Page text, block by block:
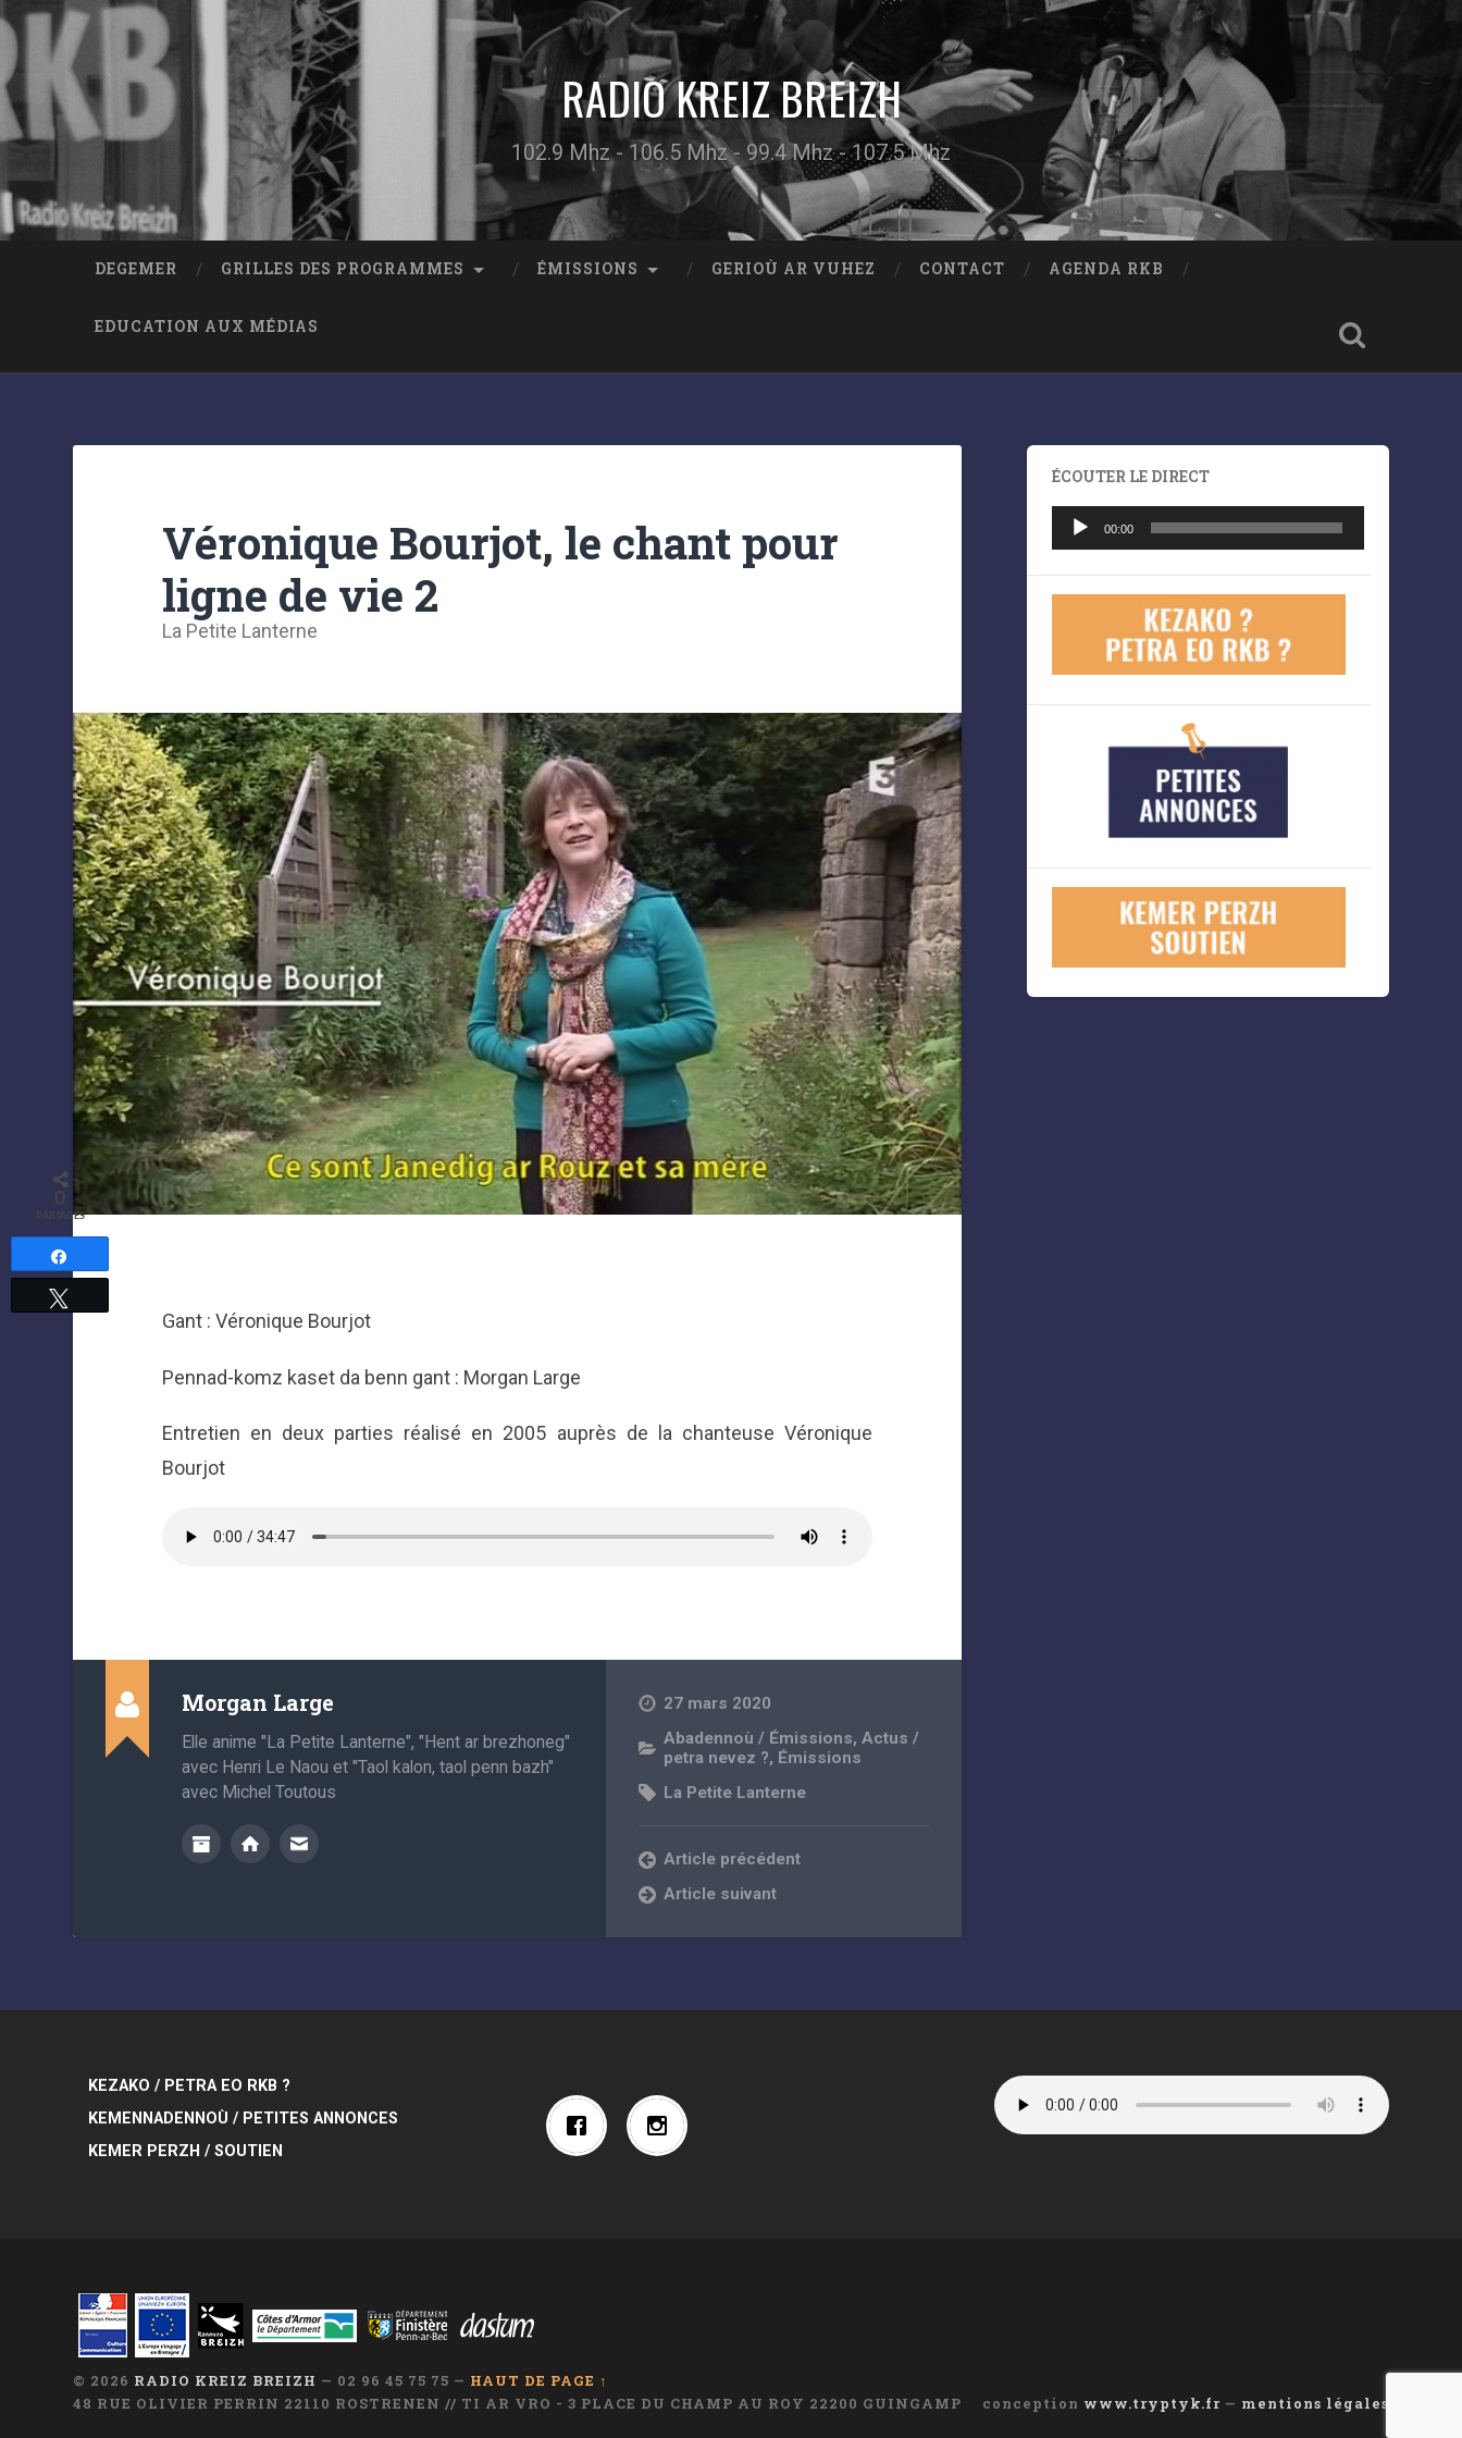
RADIO KREIZ BREIZH
102.9 Mhz - 106.5 Mhz - 99.4 Mhz - 107.5 Mhz
DEGEMER GRILLES DES PROGRAMMES ÉMISSIONS GERIOÙ AR VUHEZ CONTACT AGENDA RKB
EDUCATION AUX MÉDIAS
Véronique Bourjot, le chant pour
ligne de vie 2
La Petite Lanterne
Gant : Véronique Bourjot
Pennad-komz kaset da benn gant : Morgan Large
Entretien en deux parties réalisé en 2005 auprès de la chanteuse Véronique
Bourjot
Morgan Large
Elle anime "La Petite Lanterne", "Hent ar brezhoneg"
avec Henri Le Naou et "Taol kalon, taol penn bazh"
avec Michel Toutous
27 mars 2020
Abadennoù / Émissions,Actus /
petra nevez ?, Émissions
La Petite Lanterne
Article précédent
Article suivant
ÉCOUTER LE DIRECT
Lecteur
audio
00:00
KEZAKO / PETRA EO RKB ?
KEMENNADENNOÙ / PETITES ANNONCES
KEMER PERZH / SOUTIEN
© 2026 RADIO KREIZ BREIZH — 02 96 45 75 75 — HAUT DE PAGE ↑
48 RUE OLIVIER PERRIN 22110 ROSTRENEN // TI AR VRO - 3 PLACE DU CHAMP AU ROY 22200 GUINGAMP
conception www.tryptyk.fr — mentions légales
PARTAGES